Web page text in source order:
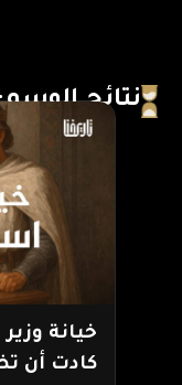
نتائج
خيانة
كادت أن